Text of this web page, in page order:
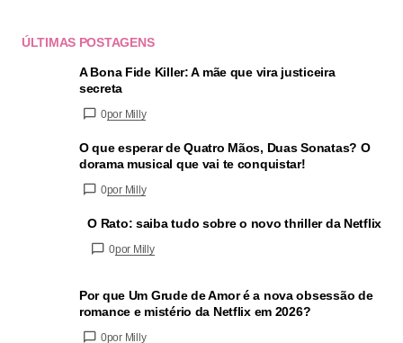
ÚLTIMAS POSTAGENS
A Bona Fide Killer: A mãe que vira justiceira
secreta
0por Milly
O que esperar de Quatro Mãos, Duas Sonatas? O
dorama musical que vai te conquistar!
0por Milly
O Rato: saiba tudo sobre o novo thriller da Netflix
0por Milly
Por que Um Grude de Amor é a nova obsessão de
romance e mistério da Netflix em 2026?
0por Milly